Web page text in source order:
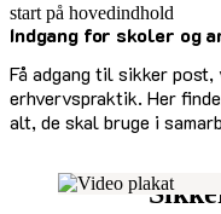
start på hovedindhold
Indgang for skoler og
Få adgang til sikker
erhvervspraktik. Her
alt, de skal bruge i
senest opdateret 4. februar